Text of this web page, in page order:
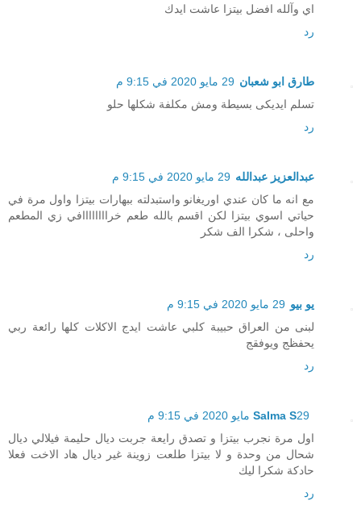
اي وآلله افضل بيتزا عاشت ايدك
رد
طارق ابو شعبان 29 مايو 2020 في 9:15 م
تسلم ايديكى بسيطة ومش مكلفة شكلها حلو
رد
عبدالعزيز عبدالله 29 مايو 2020 في 9:15 م
مع انه ما كان عندي اوريغانو واستبدلته ببهارات بيتزا واول مرة في
حياتي اسوي بيتزا لكن اقسم بالله طعم خراااااااافي زي المطعم
واحلى ، شكرا الف شكر
رد
يو بيو 29 مايو 2020 في 9:15 م
لبنى من العراق حبيبة كلبي عاشت ايدج الاكلات كلها رائعة ربي
يحفظج ويوفقج
رد
Salma S29 مايو 2020 في 9:15 م
اول مرة نجرب بيتزا و تصدق رايعة جربت ديال حليمة فيلالي ديال
شحال من وحدة و لا بيتزا طلعت زوينة غير ديال هاد الاخت فعلا
حادكة شكرا ليك
رد